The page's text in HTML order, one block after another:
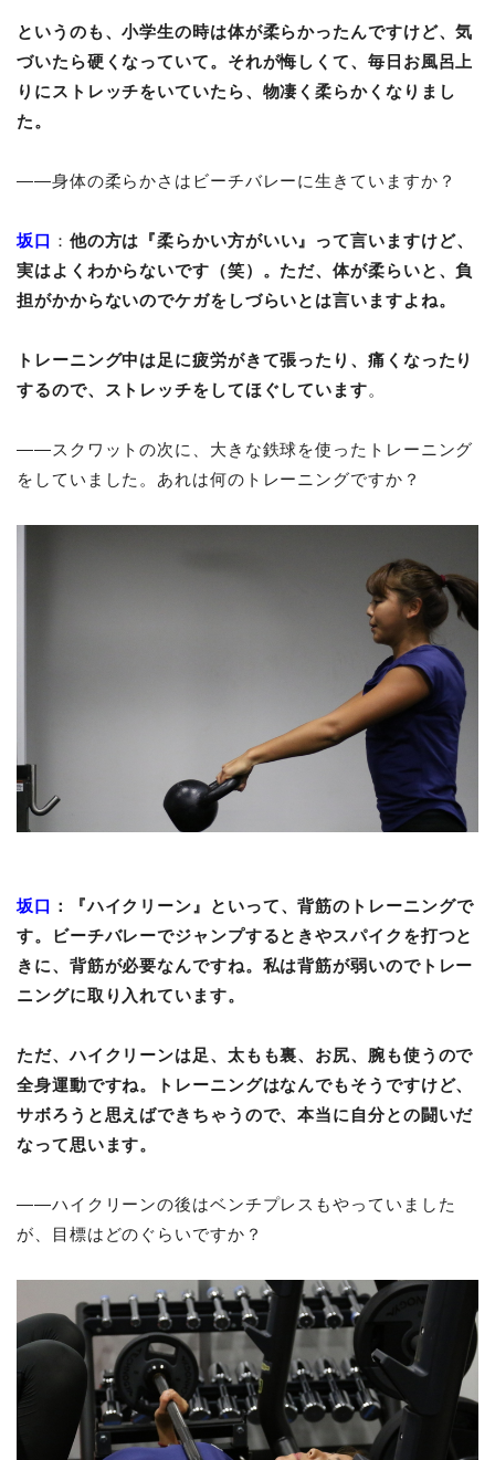
というのも、小学生の時は体が柔らかったんですけど、気
づいたら硬くなっていて。それが悔しくて、毎日お風呂上
りにストレッチをいていたら、物凄く柔らかくなりまし
た。
――身体の柔らかさはビーチバレーに生きていますか？
坂口 ： 他の方は『柔らかい方がいい』って言いますけど、
実はよくわからないです（笑）。ただ、体が柔らいと、負
担がかからないのでケガをしづらいとは言いますよね。
トレーニング中は足に疲労がきて張ったり、痛くなったり
するので、ストレッチをしてほぐしています。
――スクワットの次に、大きな鉄球を使ったトレーニング
をしていました。あれは何のトレーニングですか？
坂口 ：『ハイクリーン』といって、背筋のトレーニングで
す。ビーチバレーでジャンプするときやスパイクを打つと
きに、背筋が必要なんですね。私は背筋が弱いのでトレー
ニングに取り入れています。
ただ、ハイクリーンは足、太もも裏、お尻、腕も使うので
全身運動ですね。トレーニングはなんでもそうですけど、
サボろうと思えばできちゃうので、本当に自分との闘いだ
なって思います。
――ハイクリーンの後はベンチプレスもやっていました
が、目標はどのぐらいですか？